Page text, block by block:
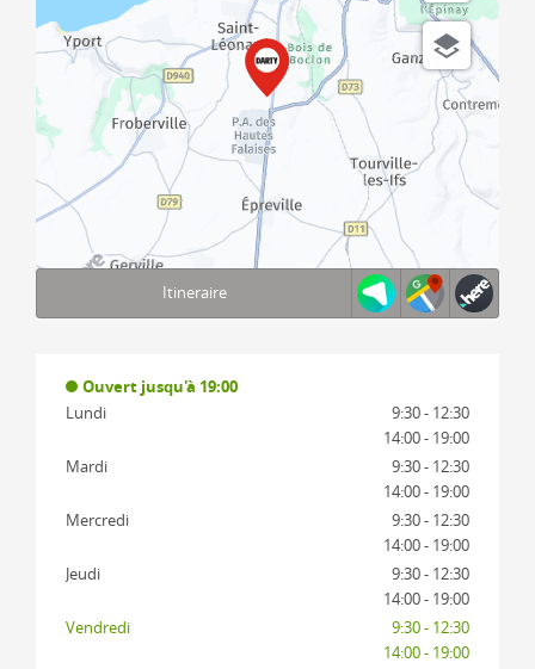
© 1987–2026 HERE, IGN
Itineraire
Ouvert jusqu'à 19:00
Lundi
9:30 - 12:30
14:00 - 19:00
Mardi
9:30 - 12:30
14:00 - 19:00
Mercredi
9:30 - 12:30
14:00 - 19:00
Jeudi
9:30 - 12:30
14:00 - 19:00
Vendredi
9:30 - 12:30
14:00 - 19:00